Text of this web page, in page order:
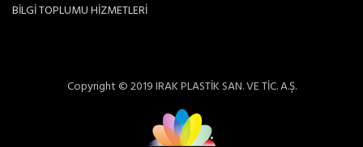
BİLGİ TOPLUMU HİZMETLERİ
Copyright © 2019 IRAK PLASTİK SAN. VE TİC. A.Ş.